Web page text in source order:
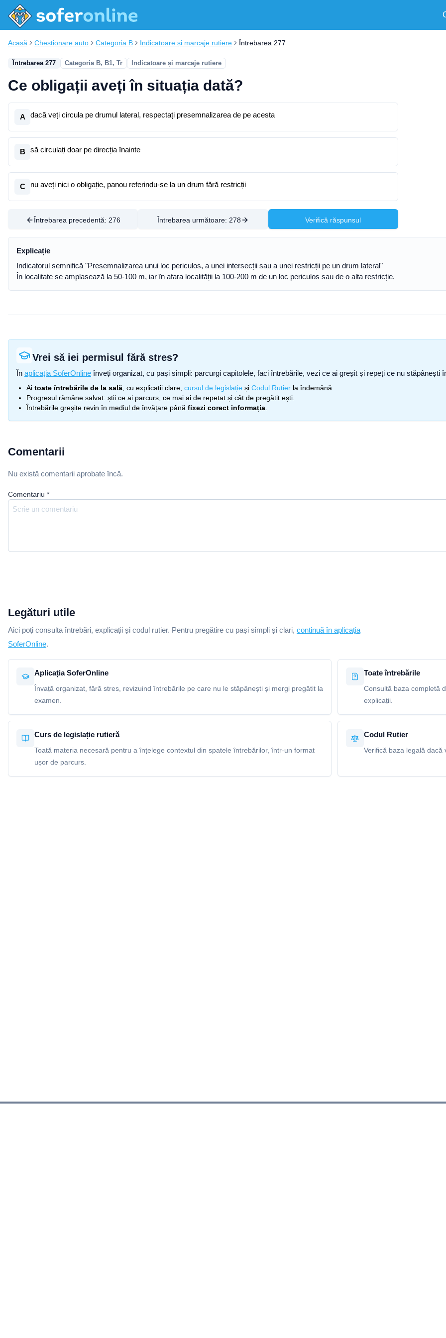
Acasă Chestionare auto Categoria B Indicatoare și marcaje rutiere Întrebarea 277
Întrebarea 277 Categoria B, B1, Tr Indicatoare și marcaje rutiere
Ce obligații aveți în situația dată?
A dacă veți circula pe drumul lateral, respectați presemnalizarea de pe acesta
B să circulați doar pe direcția înainte
C nu aveți nici o obligație, panou referindu-se la un drum fără restricții
Întrebarea precedentă: 276 Întrebarea următoare: 278 Verifică răspunsul
Explicație
Indicatorul semnifică "Presemnalizarea unui loc periculos, a unei intersecții sau a unei restricții pe un drum lateral"
În localitate se amplasează la 50-100 m, iar în afara localității la 100-200 m de un loc periculos sau de o alta restricție.
Vrei să iei permisul fără stres?
În aplicația SoferOnline înveți organizat, cu pași simpli: parcurgi capitolele, faci întrebările, vezi ce ai greșit și repeți ce nu
Ai toate întrebările de la sală , cu explicații clare, cursul de legislație și Codul Rutier la îndemână.
Progresul rămâne salvat: știi ce ai parcurs, ce mai ai de repetat și cât de pregătit ești.
Întrebările greșite revin în mediul de învățare până fixezi corect informația
Comentarii
Nu există comentarii aprobate încă.
Comentariu *
Legături utile
Aici poți consulta întrebări, explicații și codul rutier. Pentru pregătire cu pași simpli și clari, continuă în aplicația
SoferOnline.
Aplicația SoferOnline
Învață organizat, fără stres, revizuind întrebările pe care nu le stăpânești și mergi pregătit la
examen.
Toate întrebările
Consultă baza completă
explicații.
Curs de legislație rutieră
Toată materia necesară pentru a înțelege contextul din spatele întrebărilor, într-un format
ușor de parcurs.
Codul Rutier
Verifică baza legală dacă